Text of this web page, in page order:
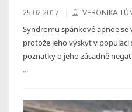
25.02.2017 VERONIKA
Syndromu spánkové apnoe
protože jeho výskyt v populaci
poznatky o jeho zásadně
...